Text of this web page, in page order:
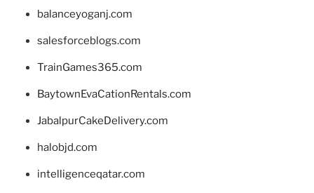
balanceyoganj.com
salesforceblogs.com
TrainGames365.com
BaytownEvaCationRentals.com
JabalpurCakeDelivery.com
halobjd.com
intelligenceqatar.com